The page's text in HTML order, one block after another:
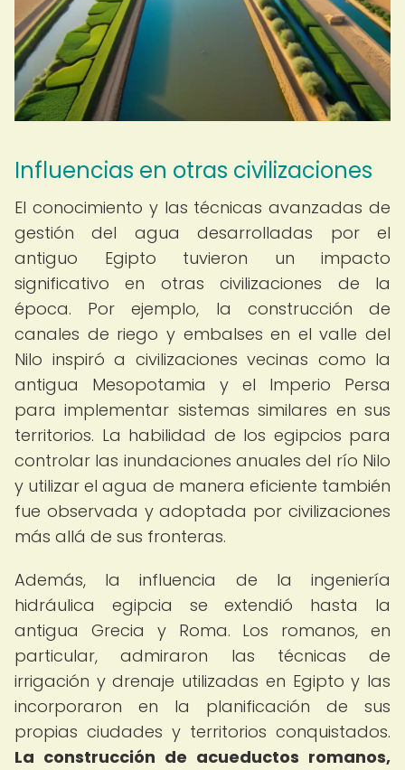
Influencias en otras civilizaciones
El conocimiento y las técnicas avanzadas de
gestión del agua desarrolladas por el
antiguo Egipto tuvieron un impacto
significativo en otras civilizaciones de la
época. Por ejemplo, la construcción de
canales de riego y embalses en el valle del
Nilo inspiró a civilizaciones vecinas como la
antigua Mesopotamia y el Imperio Persa
para implementar sistemas similares en sus
territorios. La habilidad de los egipcios para
controlar las inundaciones anuales del río Nilo
y utilizar el agua de manera eficiente también
fue observada y adoptada por civilizaciones
más allá de sus fronteras.
Además, la influencia de la ingeniería
hidráulica egipcia se extendió hasta la
antigua Grecia y Roma. Los romanos, en
particular, admiraron las técnicas de
irrigación y drenaje utilizadas en Egipto y las
incorporaron en la planificación de sus
propias ciudades y territorios conquistados.
La construcción de acueductos romanos,